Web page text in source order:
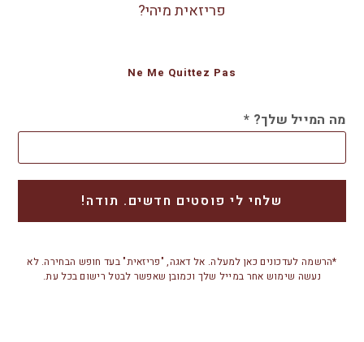
פריזאית מיהי?
Ne Me Quittez Pas
מה המייל שלך? *
*הרשמה לעדכונים כאן למעלה. אל דאגה, "פריזאית" בעד חופש הבחירה. לא
נעשה שימוש אחר במייל שלך וכמובן שאפשר לבטל רישום בכל עת.